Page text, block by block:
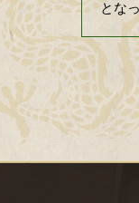
とな